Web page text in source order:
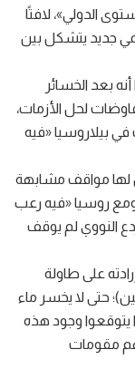
الدولي»، لافتًا
جديد يتشكل بين
بعد الخسائر
لحل الأزمات،
بيلاروسيا «فيه
لها مواقف مشابهة
ومع روسيا «فيه رعب
النووي لم يوقف
على طاولة
حتى لا يخسر ماء
يتوقعوا وجود هذه
مقومات